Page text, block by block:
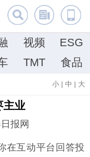
视频
ESG
TMT 食品
小 | 中 | 大
主业
报网
在互动平台回答投